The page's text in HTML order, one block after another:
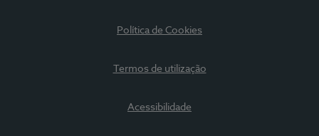
Política de Cookies
Termos de utilização
Acessibilidade